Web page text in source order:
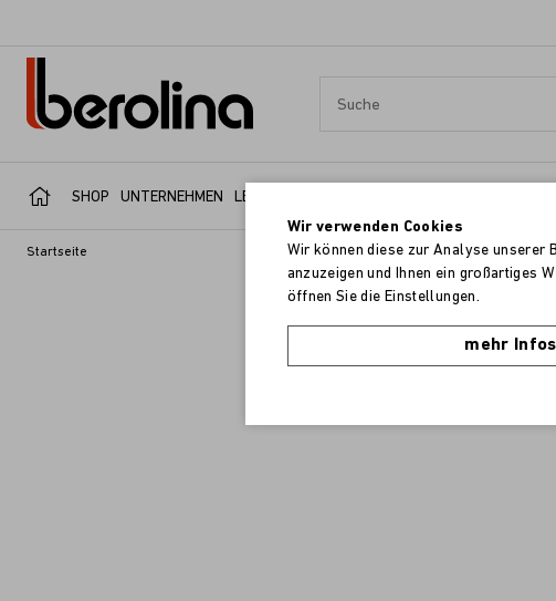
SHOP UNTERNEHMEN LEISTUNGSBEREICHE
Startseite
Wir verwenden Cookies
Wir können diese zur Analyse unserer
anzuzeigen und Ihnen ein großartiges
öffnen Sie die Einstellungen.
mehr Infos